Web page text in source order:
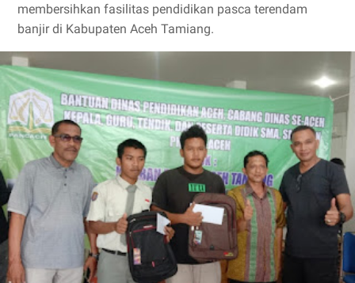
membersihkan fasilitas pendidikan pasca terendam
banjir di Kabupaten Aceh Tamiang.